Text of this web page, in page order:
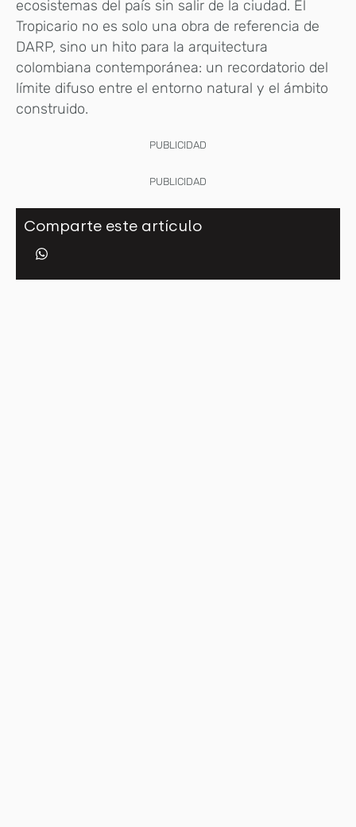
ecosistemas del país sin salir de la ciudad. El
Tropicario no es solo una obra de referencia de
DARP, sino un hito para la arquitectura
colombiana contemporánea: un recordatorio del
límite difuso entre el entorno natural y el ámbito
construido.
PUBLICIDAD
PUBLICIDAD
Comparte este artículo